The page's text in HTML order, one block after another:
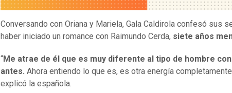
Conversando con Oriana y Mariela, Gala Caldirola confesó sus
haber iniciado un romance con Raimundo Cerda, siete años
“Me atrae de él que es muy diferente al tipo de hombre
antes. Ahora entiendo lo que es, es otra energía
explicó la española.